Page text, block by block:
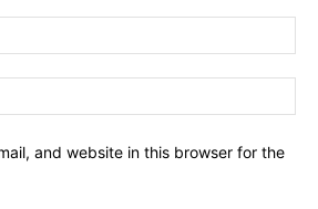
and website in this browser for the